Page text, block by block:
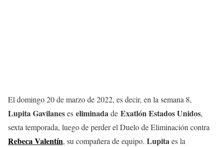
El domingo 20 de marzo de 2022, es decir, en la semana 8,
Lupita Gavilaneses eliminadade Exatlón Estados Unidos,
sexta temporada, luego de perder el Duelo de Eliminación contra
Rebeca Valentín, su compañera de equipo. Lupitaes la